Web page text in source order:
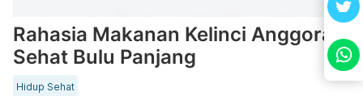
Rahasia Makanan Kelinci Anggora:
Sehat Bulu Panjang
Hidup Sehat